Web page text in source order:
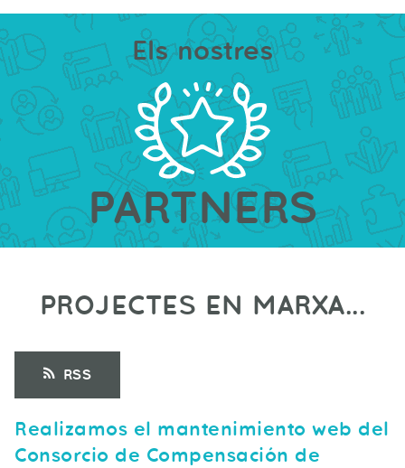
Els nostres
PARTNERS
PROJECTES EN MARXA...
RSS
Realizamos el mantenimiento web del
Consorcio de Compensación de